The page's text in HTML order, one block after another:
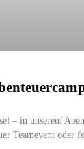
– in unserem
Teamevent oder